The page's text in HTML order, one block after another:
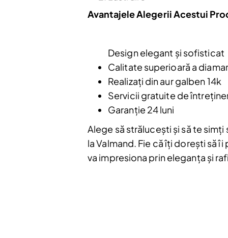
Avantajele Alegerii Acestui
Design elegant și sofisticat
Calitate superioară a
Realizați din aur galben 14k
Servicii gratuite de
Garanție 24 luni
Alege să strălucești și să te simți
la Valmand. Fie că îți dorești să
va impresiona prin eleganța și